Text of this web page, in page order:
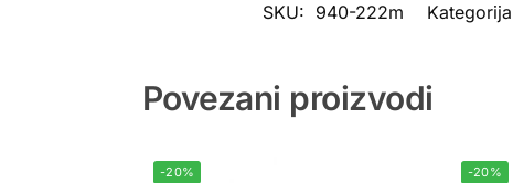
SKU: 940-222m
Povezani proizvodi
-20% -20%